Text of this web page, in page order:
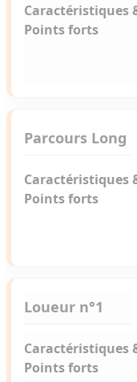
Parcours Long
Loueur n°1